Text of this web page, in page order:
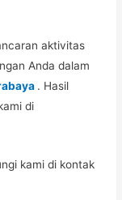
aktivitas
Anda dalam
. Hasil
di
kami di kontak